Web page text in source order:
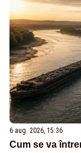
6 aug. 2026, 15:36
Cum se va